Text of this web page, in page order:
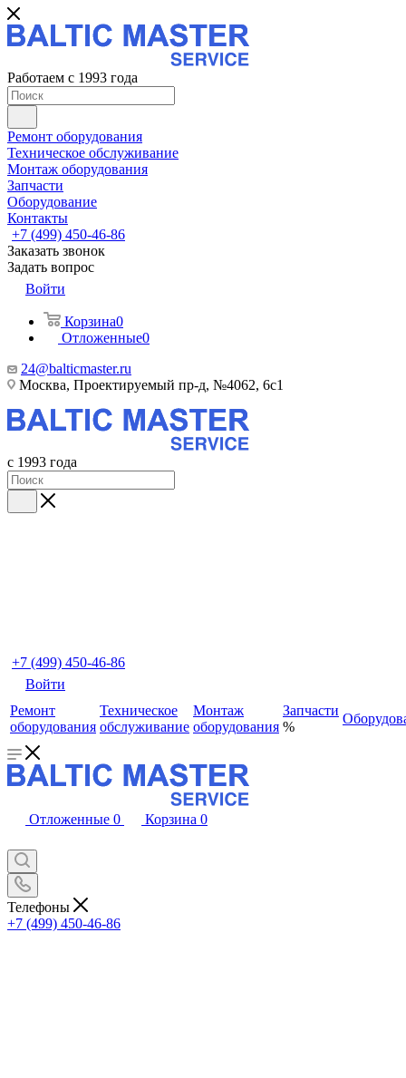
Работаем с 1993 года
Ремонт оборудования
Техническое обслуживание
Монтаж оборудования
Запчасти
Оборудование
Контакты
+7 (499) 450-46-86
Заказать звонок
Задать вопрос
Войти
Корзина0
Отложенные0
24@balticmaster.ru
Москва, Проектируемый пр-д, №4062, 6с1
с 1993 года
+7 (499) 450-46-86
Войти
Ремонт
оборудования
Техническое
обслуживание
Монтаж
оборудования
Запчасти
%
Отложенные 0 Корзина 0
Телефоны
+7 (499) 450-46-86